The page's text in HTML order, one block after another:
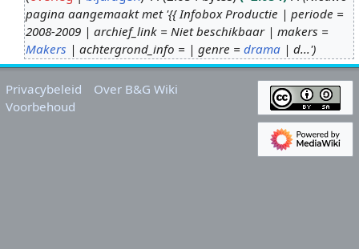
0
1
0
e
n
b
e
n
2
0
pagina aangemaakt met '{{ Infobox Productie | periode =
2008-2009 | archief_link = Niet beschikbaar | makers =
Makers | achtergrond_info = | genre =drama | d...'
Privacybeleid
Over B&G Wiki
Voorbehoud